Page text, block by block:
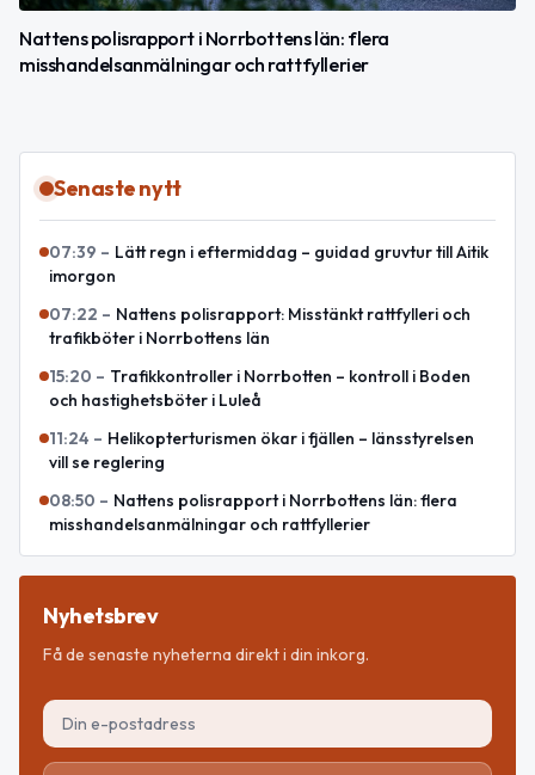
Nattens polisrapport i Norrbottens län: flera
misshandelsanmälningar och rattfyllerier
Senaste nytt
07:39 – Lätt regn i eftermiddag – guidad gruvtur till Aitik
imorgon
07:22 – Nattens polisrapport: Misstänkt rattfylleri och
trafikböter i Norrbottens län
15:20 – Trafikkontroller i Norrbotten – kontroll i Boden
och hastighetsböter i Luleå
11:24 – Helikopterturismen ökar i fjällen – länsstyrelsen
vill se reglering
08:50 – Nattens polisrapport i Norrbottens län: flera
misshandelsanmälningar och rattfyllerier
Nyhetsbrev
Få de senaste nyheterna direkt i din inkorg.